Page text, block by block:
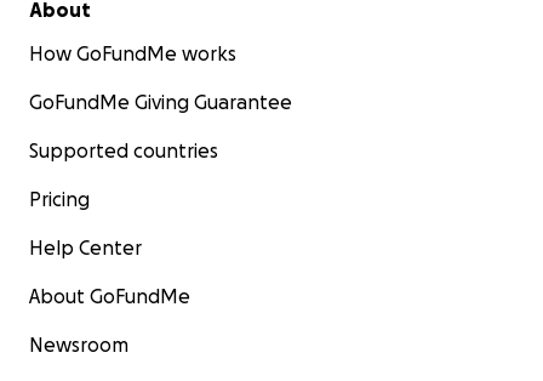
About
How GoFundMe works
GoFundMe Giving Guarantee
Supported countries
Pricing
Help Center
About GoFundMe
Newsroom